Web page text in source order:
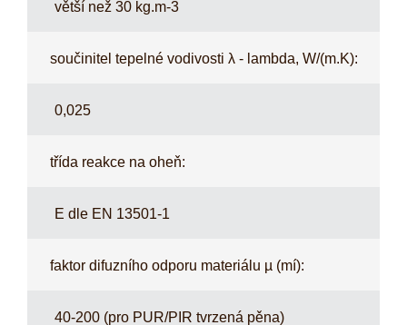
větší než 30 kg.m-3
součinitel tepelné vodivosti λ - lambda, W/(m.K):
0,025
třída reakce na oheň:
E dle EN 13501-1
faktor difuzního odporu materiálu µ (mí):
40-200 (pro PUR/PIR tvrzená pěna)